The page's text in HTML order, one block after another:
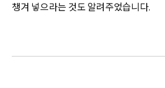
챙겨 넣으라는 것도 알려주었습니다.